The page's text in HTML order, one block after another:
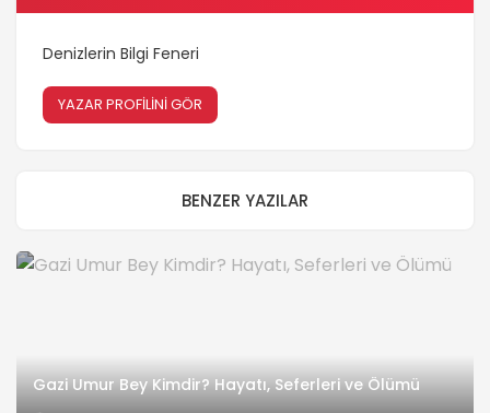
Denizlerin Bilgi Feneri
YAZAR PROFİLİNİ GÖR
BENZER YAZILAR
Gazi Umur Bey Kimdir? Hayatı, Seferleri ve Ölümü